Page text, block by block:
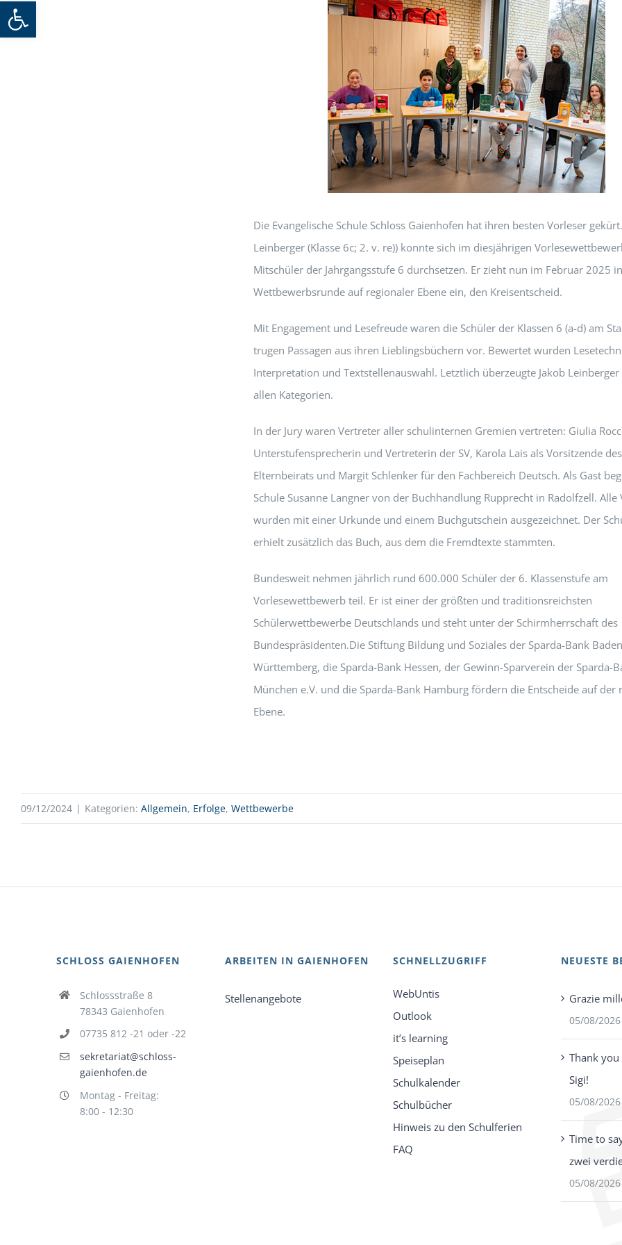
Werkzeugleiste öffnen
Die Evangelische Schule Schloss Gaienhofen hat ihren besten Vorleser
Leinberger (Klasse 6c; 2. v. re)) konnte sich im diesjährigen
Mitschüler der Jahrgangsstufe 6 durchsetzen. Er zieht nun im Februar 2025
Wettbewerbsrunde auf regionaler Ebene ein, den Kreisentscheid.
Mit Engagement und Lesefreude waren die Schüler der Klassen 6 (a-d) am
trugen Passagen aus ihren Lieblingsbüchern vor. Bewertet wurden
Interpretation und Textstellenauswahl. Letztlich überzeugte Jakob Leinberger
allen Kategorien.
In der Jury waren Vertreter aller schulinternen Gremien vertreten: Giulia
Unterstufensprecherin und Vertreterin der SV, Karola Lais als Vorsitzende des
Elternbeirats und Margit Schlenker für den Fachbereich Deutsch. Als Gast
Schule Susanne Langner von der Buchhandlung Rupprecht in Radolfzell. Alle
wurden mit einer Urkunde und einem Buchgutschein ausgezeichnet. Der
erhielt zusätzlich das Buch, aus dem die Fremdtexte stammten.
Bundesweit nehmen jährlich rund 600.000 Schüler der 6. Klassenstufe am
Vorlesewettbewerb teil. Er ist einer der größten und traditionsreichsten
Schülerwettbewerbe Deutschlands und steht unter der Schirmherrschaft des
Bundespräsidenten.Die Stiftung Bildung und Soziales der Sparda-Bank
Württemberg, die Sparda-Bank Hessen, der Gewinn-Sparverein der Sparda-
München e.V. und die Sparda-Bank Hamburg fördern die Entscheide auf der
Ebene.
09/12/2024 | Kategorien: Allgemein, Erfolge, Wettbewerbe
SCHLOSS GAIENHOFEN
Schlossstraße 8
78343 Gaienhofen
07735 812 -21 oder -22
sekretariat@schloss-
gaienhofen.de
Montag - Freitag:
8:00 - 12:30
ARBEITEN IN GAIENHOFEN
Stellenangebote
SCHNELLZUGRIFF
WebUntis
Outlook
it’s learning
Speiseplan
Schulkalender
Schulbücher
Hinweis zu den Schulferien
FAQ
NEUESTE
Grazie
05/08/2026
Thank
Sigi!
05/08/2026
Time to
zwei
05/08/2026